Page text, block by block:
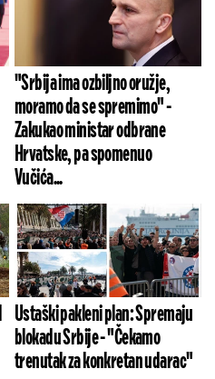
"Srbija ima ozbiljno oružje,
moramo da se spremimo" -
Zakukao ministar odbrane
Hrvatske, pa spomenuo
Vučića...
Ustaški pakleni plan: Spremaju
blokadu Srbije - "Čekamo
trenutak za konkretan udarac"